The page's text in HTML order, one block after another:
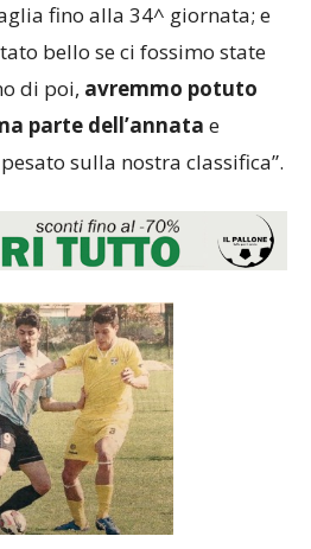
fino alla 34^ giornata; e
bello se ci fossimo state
di poi, avremmo potuto
parte dell’annata e
sulla nostra classifica”.